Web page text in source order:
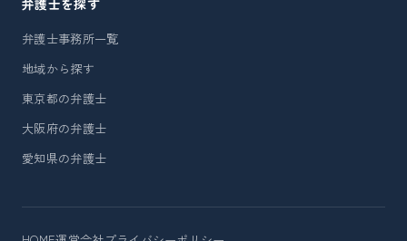
弁護士を探す
弁護士事務所一覧
地域から探す
東京都の弁護士
大阪府の弁護士
愛知県の弁護士